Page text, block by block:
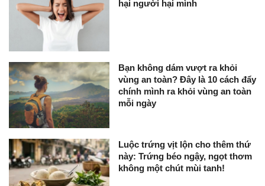
hại người hại mình
Bạn không dám vượt ra khỏi
vùng an toàn? Đây là 10 cách đẩy
chính mình ra khỏi vùng an toàn
mỗi ngày
Luộc trứng vịt lộn cho thêm thứ
này: Trứng béo ngậy, ngọt thơm
không một chút mùi tanh!